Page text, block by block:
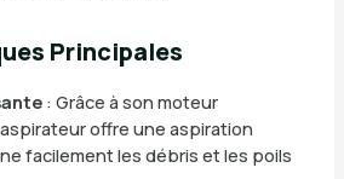
Principales
: Grâce à son moteur
offre une aspiration
facilement les débris et les poils